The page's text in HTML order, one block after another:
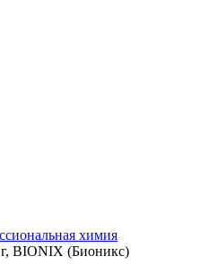
химия
BIONIX (Бионикс)